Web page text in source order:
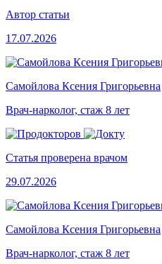
Автор статьи
17.07.2026
Самойлова Ксения Григорьевна
Врач-нарколог, стаж 8 лет
Статья проверена врачом
29.07.2026
Самойлова Ксения Григорьевна
Врач-нарколог, стаж 8 лет